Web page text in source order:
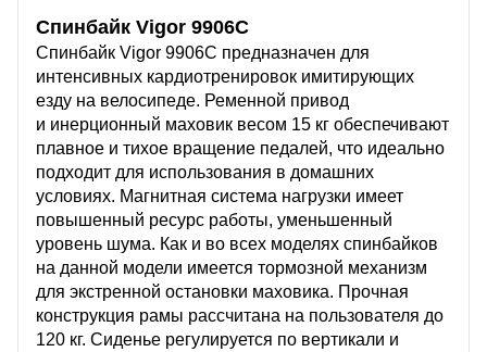
Спинбайк Vigor 9906C
Спинбайк Vigor 9906C предназначен для
интенсивных кардиотренировок имитирующих
езду на велосипеде. Ременной привод
и инерционный маховик весом 15 кг обеспечивают
плавное и тихое вращение педалей, что идеально
подходит для использования в домашних
условиях. Магнитная система нагрузки имеет
повышенный ресурс работы, уменьшенный
уровень шума. Как и во всех моделях спинбайков
на данной модели имеется тормозной механизм
для экстренной остановки маховика. Прочная
конструкция рамы рассчитана на пользователя до
120 кг. Сиденье регулируется по вертикали и